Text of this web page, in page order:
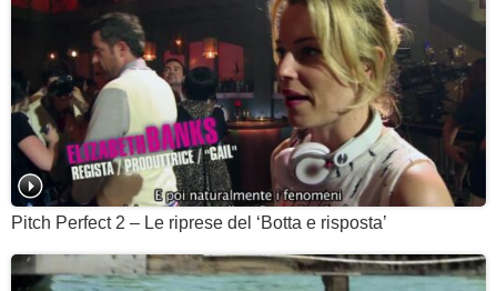
Pitch Perfect 2 – Le riprese del ‘Botta e risposta’